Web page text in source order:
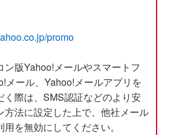
promo
ン版Yahoo!メールやスマートフ
メール、Yahoo!メールアプリを
く際は、SMS認証などのより安
方法に設定した上で、他社メール
を無効にしてください。